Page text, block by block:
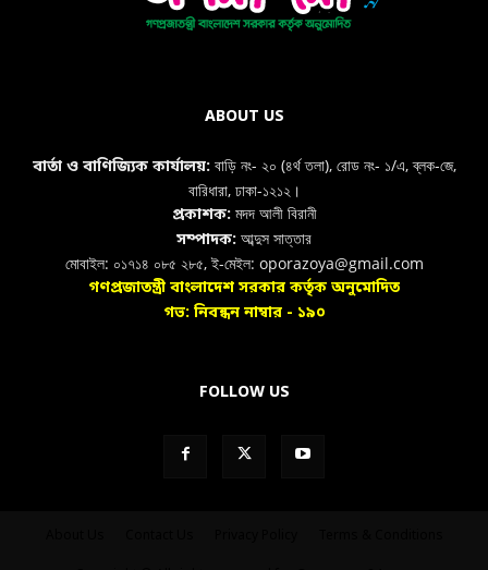
ABOUT US
বার্তা ও বাণিজ্যিক কার্যালয়: বাড়ি নং- ২০ (৪র্থ তলা), রোড নং- ১/এ, ব্লক-জে,
বারিধারা, ঢাকা-১২১২।
প্রকাশক:মদদ আলী বিরানী
সম্পাদক: আব্দুস সাত্তার
মোবাইল: ০১৭১৪ ০৮৫ ২৮৫, ই-মেইল: oporazoya@gmail.com
গণপ্রজাতন্ত্রী বাংলাদেশ সরকার কর্তৃক অনুমোদিত
গভ: নিবন্ধন নাম্বার - ১৯০
FOLLOW US